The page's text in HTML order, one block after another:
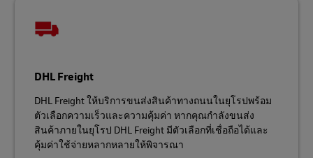
DHL Freight
DHL Freight ให้บริการขนส่งสินค้าทางถนนในยุโรปพร้อม
ตัวเลือกความเร็วและความคุ้มค่า หากคุณกำลังขนส่ง
สินค้าภายในยุโรป DHL Freight มีตัวเลือกที่เชื่อถือได้และ
คุ้มค่าใช้จ่ายหลากหลายให้พิจารณา